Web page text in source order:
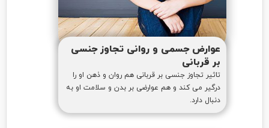
عوارض جسمی و روانی تجاوز جنسی
بر قربانی
تاثیر تجاوز جنسی بر قربانی هم روان و ذهن او را
درگیر می کند و هم عوارضی بر بدن و سلامت او به
دنبال دارد.